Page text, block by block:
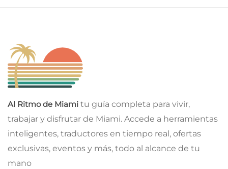
Al Ritmo de Miami tu guía completa para vivir,
trabajar y disfrutar de Miami. Accede a herramientas
inteligentes, traductores en tiempo real, ofertas
exclusivas, eventos y más, todo al alcance de tu
mano